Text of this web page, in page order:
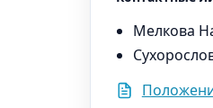
Мелкова